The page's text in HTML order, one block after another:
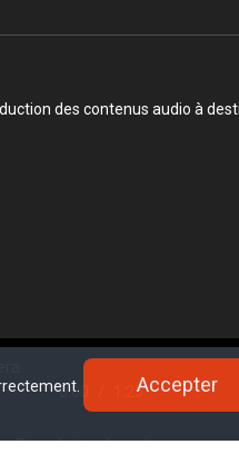
: la Côte d'Ivoire devance
0:00
1:25Accepter
des contenus audio à
Tous droits réservé.
Accepter